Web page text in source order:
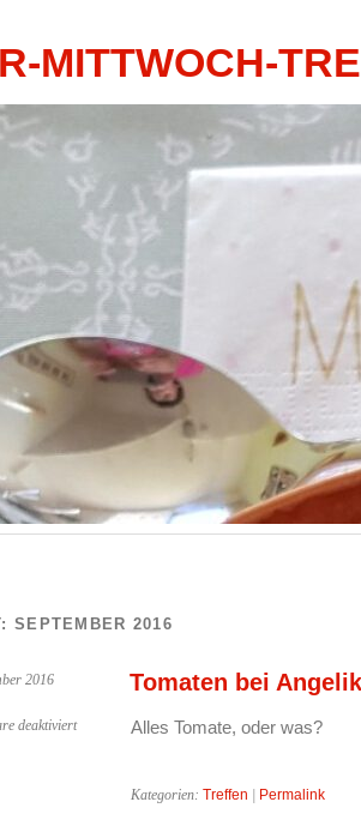
MITTWOCH-
SEPTEMBER 2016
2016
deaktiviertfür
Tomaten bei
Alles Tomate, oder was?
Kategorien: Treffen Permalink